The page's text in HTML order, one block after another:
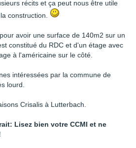
récits et ça peut nous être utile
construction.
avoir une surface de 140m2 sur un
constitué du RDC et d'un étage avec
à l'américaine sur le côté.
intéressées par la commune de
lourd.
Crisalis à Lutterbach.
Lisez bien votre CCMI et ne